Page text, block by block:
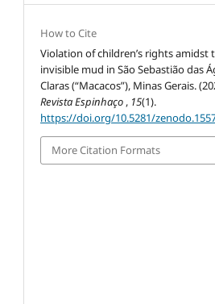
How to Cite
Violation of children’s rights amidst
invisible mud in São Sebastião das
Claras (“Macacos”), Minas Gerais.
Revista Espinhaço , 15(1).
https://doi.org/10.5281/
More Citation Formats